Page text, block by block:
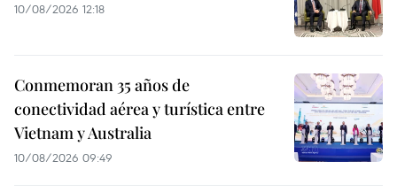
10/08/2026 12:18
Conmemoran 35 años de
conectividad aérea y turística entre
Vietnam y Australia
10/08/2026 09:49